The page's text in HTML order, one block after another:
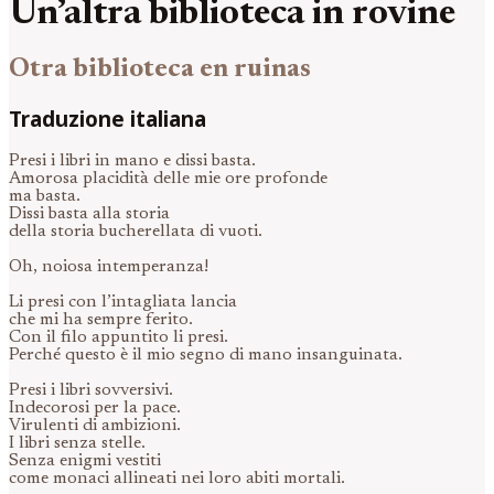
Un’altra biblioteca in rovine
Otra biblioteca en ruinas
Traduzione italiana
Presi i libri in mano e dissi basta.
Amorosa placidità delle mie ore profonde
ma basta.
Dissi basta alla storia
della storia bucherellata di vuoti.
Oh, noiosa intemperanza!
Li presi con l’intagliata lancia
che mi ha sempre ferito.
Con il filo appuntito li presi.
Perché questo è il mio segno di mano insanguinata.
Presi i libri sovversivi.
Indecorosi per la pace.
Virulenti di ambizioni.
I libri senza stelle.
Senza enigmi vestiti
come monaci allineati nei loro abiti mortali.